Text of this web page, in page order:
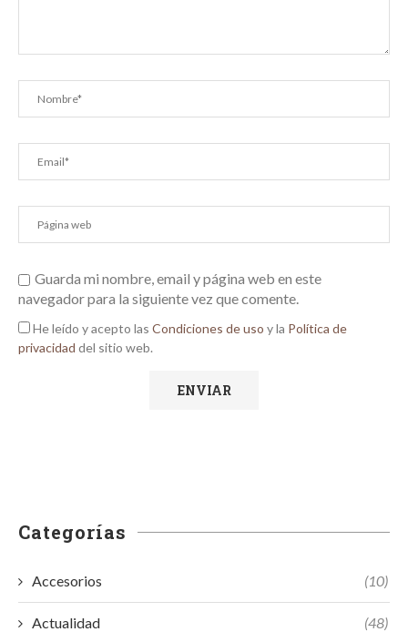
Guarda mi nombre, email y página web en este
navegador para la siguiente vez que comente.
He leído y acepto las Condiciones de uso y la Política de
privacidad del sitio web.
Categorías
Accesorios (10)
Actualidad (48)